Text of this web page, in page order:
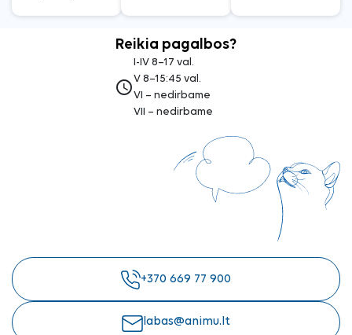
Reikia pagalbos?
access_time
I-IV 8–17 val.
V 8–15:45 val.
VI – nedirbame
VII – nedirbame
+370 669 77 900
labas@animu.lt